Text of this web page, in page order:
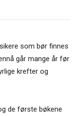
som bør finnes
går mange år før
krefter og
de første bøkene